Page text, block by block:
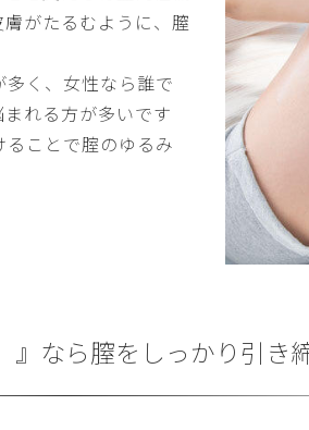
がたるむように、膣
く、女性なら誰で
れる方が多いです
ことで腟のゆるみ
』なら膣をしっかり引き